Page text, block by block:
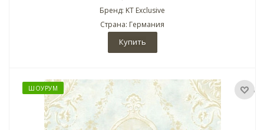
Бренд: KT Exclusive
Страна: Германия
Купить
ШОУРУМ